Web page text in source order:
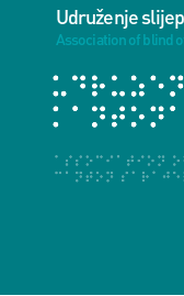
Udruženje
Association of blind